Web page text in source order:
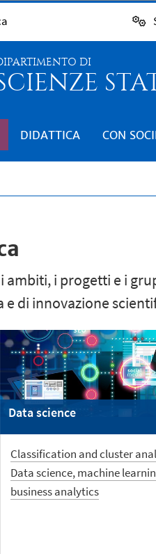
DI
DIDATTICA CON
i progetti e i
e di innovazione
Data science
Classification and cluster
Data science, machine
business analytics